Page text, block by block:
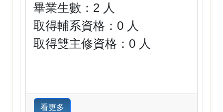
畢業生數：2 人
取得輔系資格：0 人
取得雙主修資格：0 人
看更多